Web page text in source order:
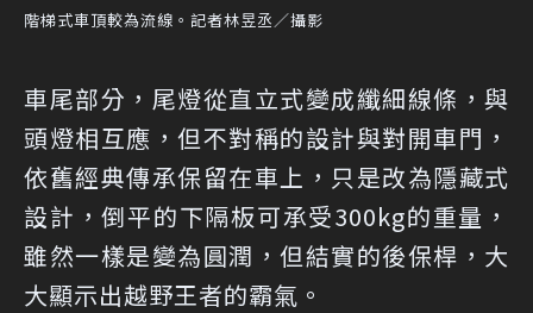
階梯式車頂較為流線。記者林昱丞／攝影
車尾部分，尾燈從直立式變成纖細線條，與
頭燈相互應，但不對稱的設計與對開車門，
依舊經典傳承保留在車上，只是改為隱藏式
設計，倒平的下隔板可承受300kg的重量，
雖然一樣是變為圓潤，但結實的後保桿，大
大顯示出越野王者的霸氣。